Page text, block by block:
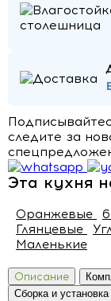
следите за
Эта кухня
Оранжевые
Глянцевые
Маленькие
Описание
Сборка и установка